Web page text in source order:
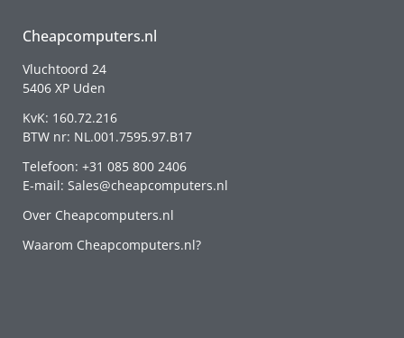
Cheapcomputers.nl
Vluchtoord 24
5406 XP Uden
KvK: 160.72.216
BTW nr: NL.001.7595.97.B17
Telefoon: +31 085 800 2406
E-mail: Sales@cheapcomputers.nl
Over Cheapcomputers.nl
Waarom Cheapcomputers.nl?